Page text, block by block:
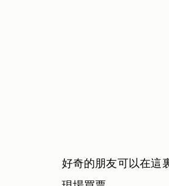
好奇的朋友可以在這